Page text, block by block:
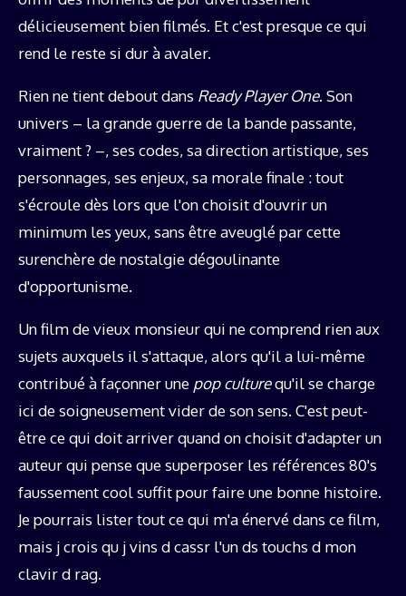
délicieusement bien filmés. Et c'est presque ce qui
rend le reste si dur à avaler.
Rien ne tient debout dans Ready Player One. Son
univers – la grande guerre de la bande passante,
vraiment ? –, ses codes, sa direction artistique, ses
personnages, ses enjeux, sa morale finale : tout
s'écroule dès lors que l'on choisit d'ouvrir un
minimum les yeux, sans être aveuglé par cette
surenchère de nostalgie dégoulinante
d'opportunisme.
Un film de vieux monsieur qui ne comprend rien aux
sujets auxquels il s'attaque, alors qu'il a lui-même
contribué à façonner une pop culturequ'il se charge
ici de soigneusement vider de son sens. C'est peut-
être ce qui doit arriver quand on choisit d'adapter un
auteur qui pense que superposer les références 80's
faussement cool suffit pour faire une bonne histoire.
Je pourrais lister tout ce qui m'a énervé dans ce film,
mais j crois qu j vins d cassr l'un ds touchs d mon
clavir d rag.